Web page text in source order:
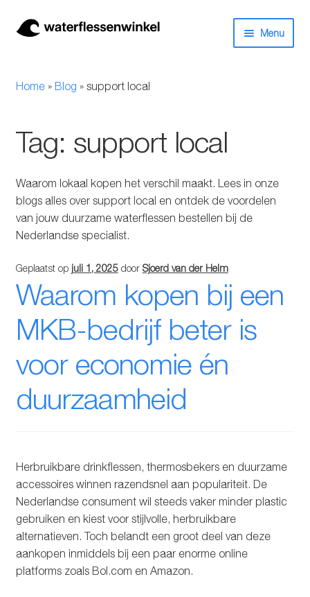
Ga
Ga
Menu
Thermosfles
Kinderflessen
Drinkfles met rietje
Aluminium drinkfles
Glazen drinkfles
RVS drinkfles
Broodtrommels & lunchboxen
Accessoires
Aanbiedingen
Waterfles bedrukken
Reviews waterflessenwinkel.nl
Home» Blog » support local
Tag: support local
Waarom lokaal kopen het verschil maakt. Lees in onze
blogs alles over support local en ontdek de voordelen
van jouw duurzame waterflessen bestellen bij de
Nederlandse specialist.
Geplaatst op juli 1, 2025 door Sjoerd van der Helm
Waarom kopen bij een
MKB-bedrijf beter is
voor economie én
duurzaamheid
Herbruikbare drinkflessen, thermosbekers en duurzame
accessoires winnen razendsnel aan populariteit. De
Nederlandse consument wil steeds vaker minder plastic
gebruiken en kiest voor stijlvolle, herbruikbare
alternatieven. Toch belandt een groot deel van deze
aankopen inmiddels bij een paar enorme online
platforms zoals Bol.com en Amazon.